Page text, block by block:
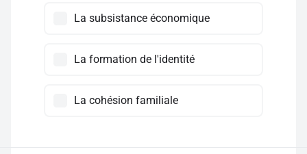
La subsistance économique
La formation de l'identité
La cohésion familiale